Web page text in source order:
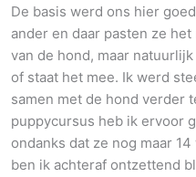
De basis werd ons hier
ander en daar pasten ze
van de hond, maar
of staat het mee. Ik werd
samen met de hond verder
puppycursus heb ik ervoor
ondanks dat ze nog maar
ben ik achteraf ontzettend